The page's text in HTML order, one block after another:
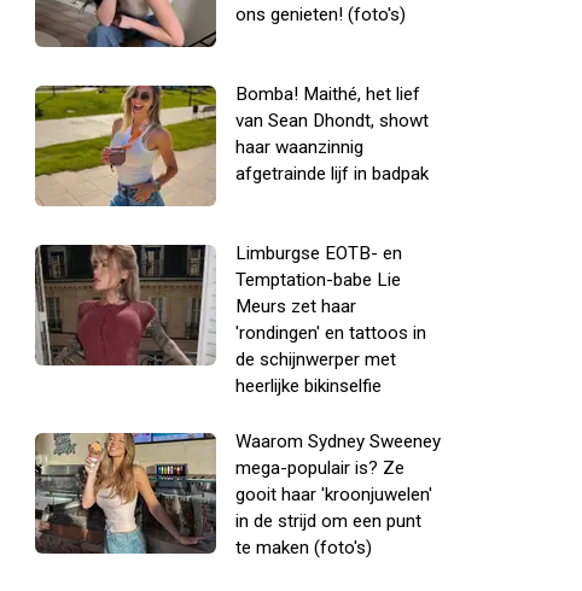
ons genieten! (foto's)
Bomba! Maithé, het lief
van Sean Dhondt, showt
haar waanzinnig
afgetrainde lijf in badpak
Limburgse EOTB- en
Temptation-babe Lie
Meurs zet haar
'rondingen' en tattoos in
de schijnwerper met
heerlijke bikinselfie
Waarom Sydney Sweeney
mega-populair is? Ze
gooit haar 'kroonjuwelen'
in de strijd om een punt
te maken (foto's)